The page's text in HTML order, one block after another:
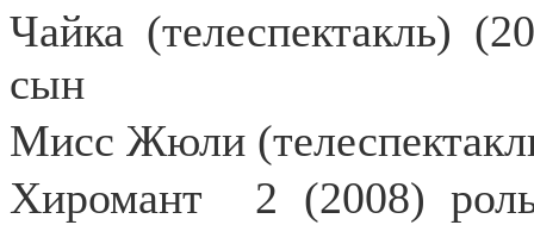
Чайка (телеспектакль)
сын
Мисс Жюли
Хиромант
2 (2008)